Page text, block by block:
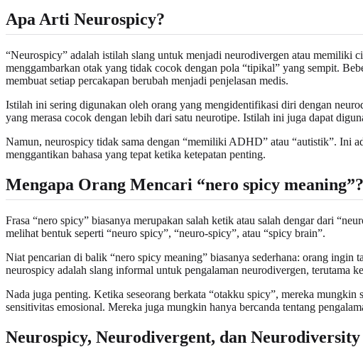
Apa Arti Neurospicy?
“Neurospicy” adalah istilah slang untuk menjadi neurodivergen atau memiliki
menggambarkan otak yang tidak cocok dengan pola “tipikal” yang sempit.
membuat setiap percakapan berubah menjadi penjelasan medis.
Istilah ini sering digunakan oleh orang yang mengidentifikasi diri dengan
yang merasa cocok dengan lebih dari satu neurotipe. Istilah ini juga dapat
Namun, neurospicy tidak sama dengan “memiliki ADHD” atau “autistik”. Ini
menggantikan bahasa yang tepat ketika ketepatan penting.
Mengapa Orang Mencari “nero spicy meaning”?
Frasa “nero spicy” biasanya merupakan salah ketik atau salah dengar dari
melihat bentuk seperti “neuro spicy”, “neuro-spicy”, atau “spicy brain”.
Niat pencarian di balik “nero spicy meaning” biasanya sederhana: orang
neurospicy adalah slang informal untuk pengalaman neurodivergen, terutama
Nada juga penting. Ketika seseorang berkata “otakku spicy”, mereka
sensitivitas emosional. Mereka juga mungkin hanya bercanda tentang
Neurospicy, Neurodivergent, dan Neurodiversity